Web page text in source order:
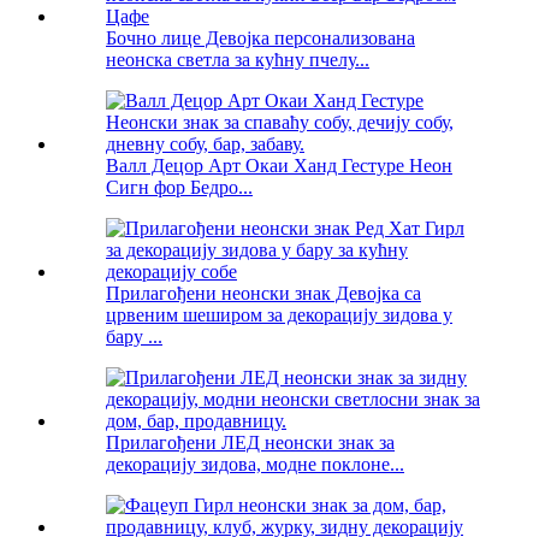
Бочно лице Девојка персонализована
неонска светла за кућну пчелу...
Валл Децор Арт Окаи Ханд Гестуре Неон
Сигн фор Бедро...
Прилагођени неонски знак Девојка са
црвеним шеширом за декорацију зидова у
бару ...
Прилагођени ЛЕД неонски знак за
декорацију зидова, модне поклоне...